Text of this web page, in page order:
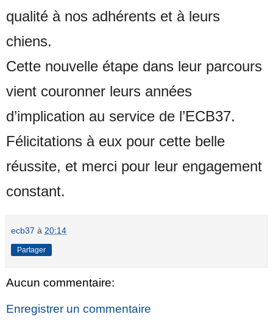
qualité à nos adhérents et à leurs
chiens.
Cette nouvelle étape dans leur parcours
vient couronner leurs années
d’implication au service de l’ECB37.
Félicitations à eux pour cette belle
réussite, et merci pour leur engagement
constant.
ecb37 à 20:14
Partager
Aucun commentaire:
Enregistrer un commentaire